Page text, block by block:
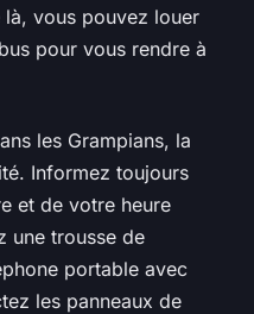
là, vous pouvez louer
pour vous rendre à
les Grampians, la
Informez toujours
et de votre heure
une trousse de
portable avec
les panneaux de